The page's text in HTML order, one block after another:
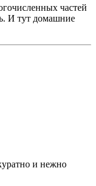
частей
И тут домашние
и нежно